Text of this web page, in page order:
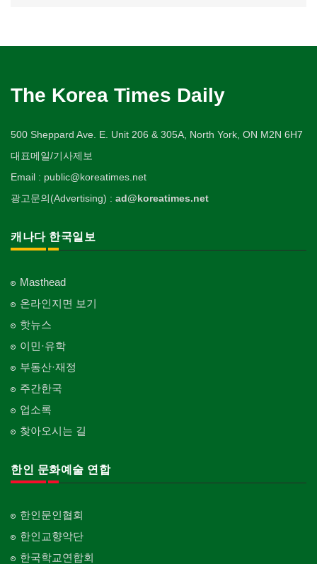
The Korea Times Daily
500 Sheppard Ave. E. Unit 206 & 305A, North York, ON M2N 6H7
대표메일/기사제보
Email : public@koreatimes.net
광고문의(Advertising) : ad@koreatimes.net
캐나다 한국일보
Masthead
온라인지면 보기
핫뉴스
이민·유학
부동산·재정
주간한국
업소록
찾아오시는 길
한인 문화예술 연합
한인문인협회
한인교향악단
한국학교연합회